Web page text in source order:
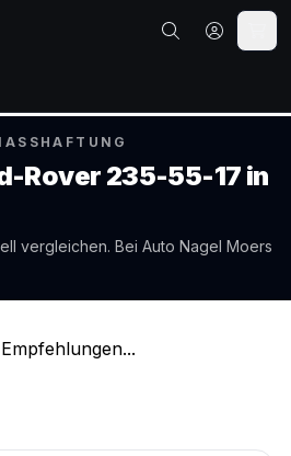
Rover 235-55-17 in
vergleichen. Bei Auto Nagel Moers